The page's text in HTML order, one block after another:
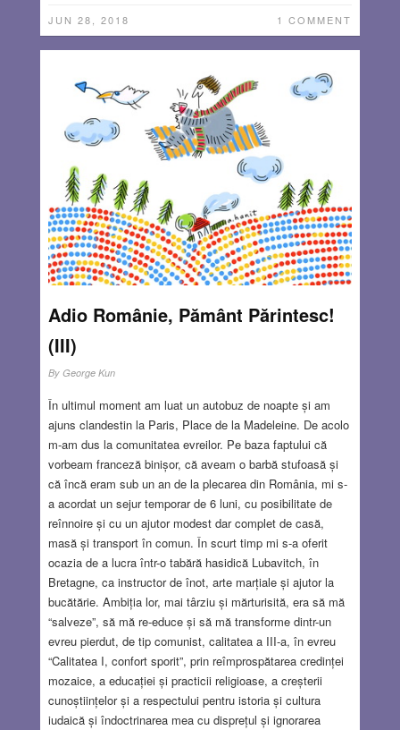
JUN 28, 2018 1 COMMENT
Adio Românie, Pământ Părintesc!
(III)
By George Kun
În ultimul moment am luat un autobuz de noapte și am
ajuns clandestin la Paris, Place de la Madeleine. De acolo
m-am dus la comunitatea evreilor. Pe baza faptului că
vorbeam franceză binișor, că aveam o barbă stufoasă și
că încă eram sub un an de la plecarea din România, mi s-
a acordat un sejur temporar de 6 luni, cu posibilitate de
reînnoire și cu un ajutor modest dar complet de casă,
masă și transport în comun. În scurt timp mi s-a oferit
ocazia de a lucra într-o tabără hasidică Lubavitch, în
Bretagne, ca instructor de înot, arte marțiale și ajutor la
bucătărie. Ambiția lor, mai târziu și mărturisită, era să mă
“salveze”, să mă re-educe și să mă transforme dintr-un
evreu pierdut, de tip comunist, calitatea a III-a, în evreu
“Calitatea I, confort sporit”, prin reîmprospătarea credinței
mozaice, a educației și practicii religioase, a creșterii
cunoștiințelor și a respectului pentru istoria și cultura
iudaică și îndoctrinarea mea cu disprețul și ignorarea